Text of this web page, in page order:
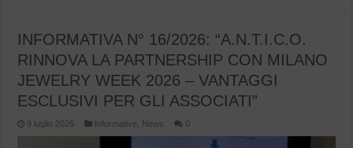
INFORMATIVA N° 16/2026: “A.N.T.I.C.O.
RINNOVA LA PARTNERSHIP CON MILANO
JEWELRY WEEK 2026 – VANTAGGI
ESCLUSIVI PER GLI ASSOCIATI”
9 luglio 2026 Informative News 0